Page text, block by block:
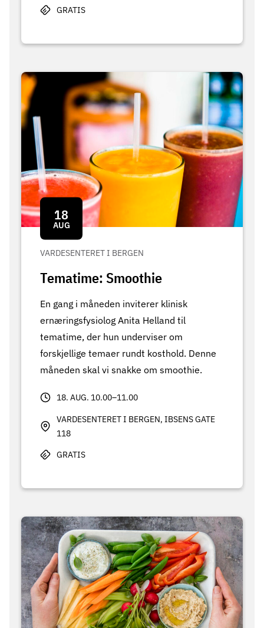
GRATIS
18
AUG
VARDESENTERET I BERGEN
Tematime: Smoothie
En gang i måneden inviterer klinisk
ernæringsfysiolog Anita Helland til
tematime, der hun underviser om
forskjellige temaer rundt kosthold. Denne
måneden skal vi snakke om smoothie.
18. AUG. 10.00–11.00
VARDESENTERET I BERGEN, IBSENS GATE
118
GRATIS